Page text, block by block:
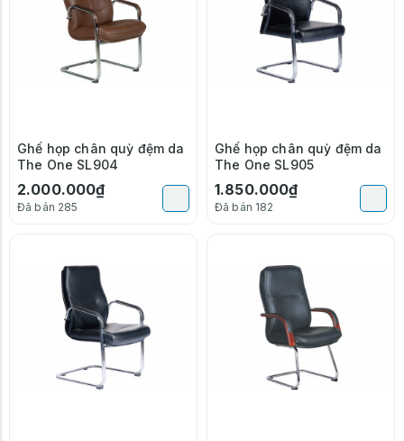
Ghế họp chân quỳ đệm da
The One SL904
2.000.000₫
Đã bán 285
Ghế họp chân quỳ đệm da
The One SL905
1.850.000₫
Đã bán 182